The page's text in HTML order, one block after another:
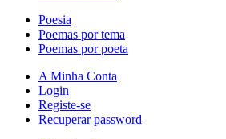
Poesia
Poemas por tema
Poemas por poeta
A Minha Conta
Login
Registe-se
Recuperar password